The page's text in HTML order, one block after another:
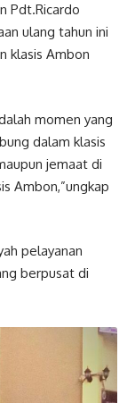
Pdt.Ricardo
ulang tahun ini
klasis Ambon
momen yang
dalam klasis
jemaat di
Ambon,”ungkap
pelayanan
berpusat di